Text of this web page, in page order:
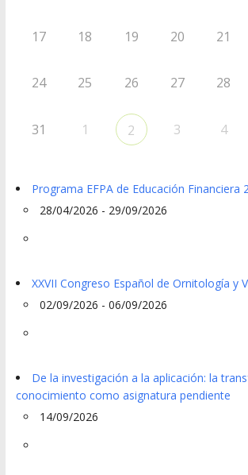
17 18 19 20 21
24 25 26 27 28
31 1 2 3 4
Programa EFPA de Educación Financiera
28/04/2026 - 29/09/2026
XXVII Congreso Español de Ornitología y
02/09/2026 - 06/09/2026
De la investigación a la aplicación: la
conocimiento como asignatura pendiente
14/09/2026